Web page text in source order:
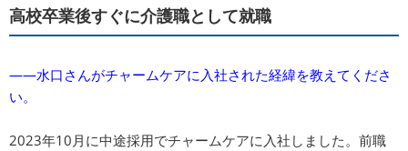
高校卒業後すぐに介護職として就職
――水口さんがチャームケアに入社された経緯を教えてくださ
い。
2023年10月に中途採用でチャームケアに入社しました。前職